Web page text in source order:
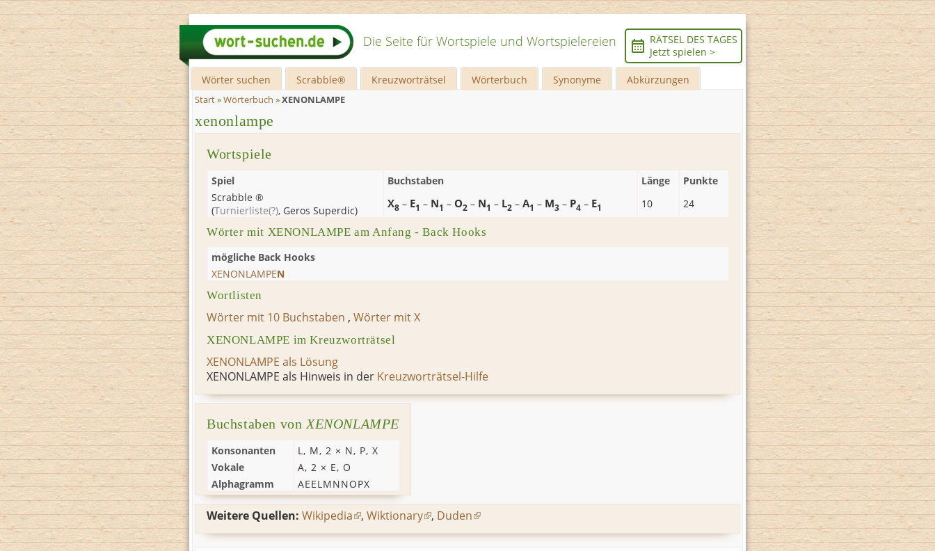
Die Seite für Wortspiele und Wortspielereien
RÄTSEL DES TAGES
Jetzt spielen >
Wörter suchen Scrabble® Kreuzworträtsel Wörterbuch Synonyme Abkürzungen
Start»Wörterbuch »XENONLAMPE
xenonlampe
Wortspiele
Spiel Buchstaben Länge
Punkte
Scrabble ®
(Turnierliste(?), Geros Superdic) X8 – E1 – N1 – O2 – N1 – L2 – A1 – M3 – P4 – E1 10 24
Wörter mit XENONLAMPE am Anfang - Back Hooks
mögliche Back Hooks
XENONLAMPEN
Wortlisten
Wörter mit 10 Buchstaben , Wörter mit X
XENONLAMPE im Kreuzworträtsel
XENONLAMPE als Lösung
XENONLAMPE als Hinweis in der Kreuzworträtsel-Hilfe
Buchstaben von XENONLAMPE
Konsonanten L, M, 2 × N, P, X
Vokale
A, 2 × E, O
Alphagramm
AEELMNNOPX
Weitere Quellen: Wikipedia , Wiktionary , Duden